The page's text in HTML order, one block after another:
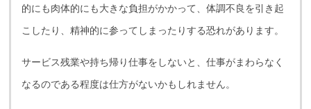
的にも肉体的にも大きな負担がかかって、体調不良を引き起
こしたり、精神的に参ってしまったりする恐れがあります。
サービス残業や持ち帰り仕事をしないと、仕事がまわらなく
なるのである程度は仕方がないかもしれません。